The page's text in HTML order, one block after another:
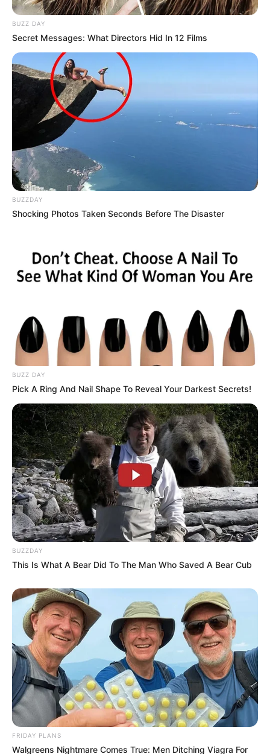
BUZZ DAY
Secret Messages: What Directors Hid In 12 Films
BUZZDAY
Shocking Photos Taken Seconds Before The Disaster
BUZZ DAY
Pick A Ring And Nail Shape To Reveal Your Darkest Secrets!
BUZZDAY
This Is What A Bear Did To The Man Who Saved A Bear Cub
FRIDAY PLANS
Walgreens Nightmare Comes True: Men Ditching Viagra For